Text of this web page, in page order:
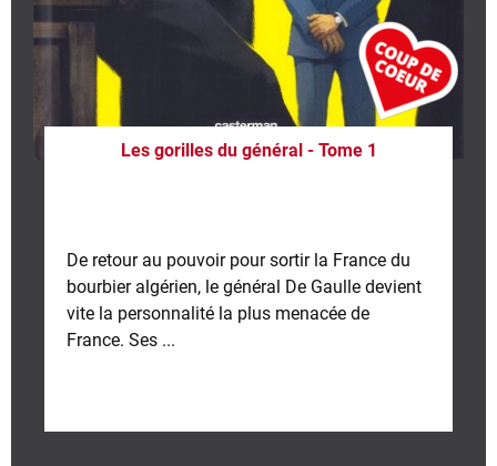
Les gorilles du général - Tome 1
De retour au pouvoir pour sortir la France du
bourbier algérien, le général De Gaulle devient
vite la personnalité la plus menacée de
France. Ses ...